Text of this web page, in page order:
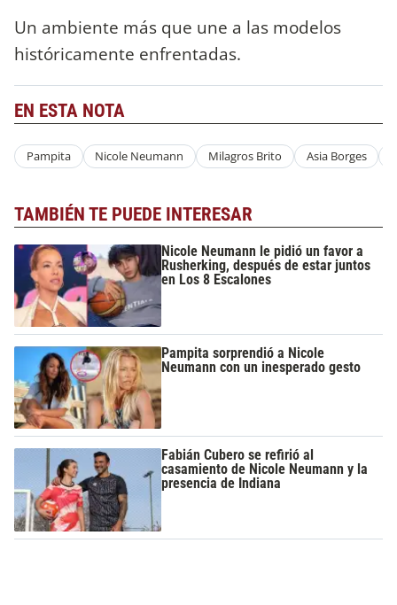
Un ambiente más que une a las modelos
históricamente enfrentadas.
EN ESTA NOTA
Pampita Nicole Neumann Milagros Brito Asia Borges
TAMBIÉN TE PUEDE INTERESAR
Nicole Neumann le pidió un favor a
Rusherking, después de estar juntos
en Los 8 Escalones
Pampita sorprendió a Nicole
Neumann con un inesperado gesto
Fabián Cubero se refirió al
casamiento de Nicole Neumann y la
presencia de Indiana